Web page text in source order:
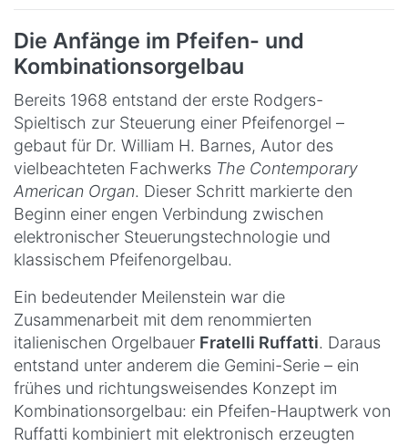
Die Anfänge im Pfeifen- und
Kombinationsorgelbau
Bereits 1968 entstand der erste Rodgers-
Spieltisch zur Steuerung einer Pfeifenorgel –
gebaut für Dr. William H. Barnes, Autor des
vielbeachteten Fachwerks The Contemporary
American Organ. Dieser Schritt markierte den
Beginn einer engen Verbindung zwischen
elektronischer Steuerungstechnologie und
klassischem Pfeifenorgelbau.
Ein bedeutender Meilenstein war die
Zusammenarbeit mit dem renommierten
italienischen Orgelbauer Fratelli Ruffatti. Daraus
entstand unter anderem die Gemini-Serie – ein
frühes und richtungsweisendes Konzept im
Kombinationsorgelbau: ein Pfeifen-Hauptwerk von
Ruffatti kombiniert mit elektronisch erzeugten